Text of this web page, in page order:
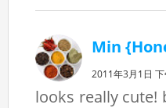
Min
2011年3月1日
looks really cute!